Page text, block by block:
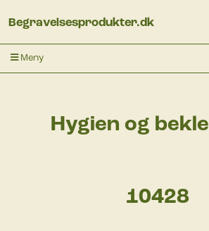
Begravelsesprodukter.dk
Meny
Hygien og
10428